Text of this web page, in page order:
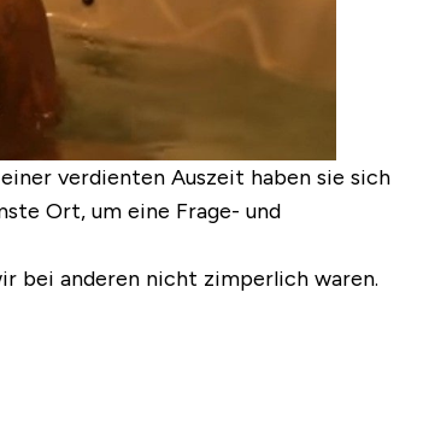
verdienten Auszeit haben sie sich
Ort, um eine Frage- und
bei anderen nicht zimperlich waren.